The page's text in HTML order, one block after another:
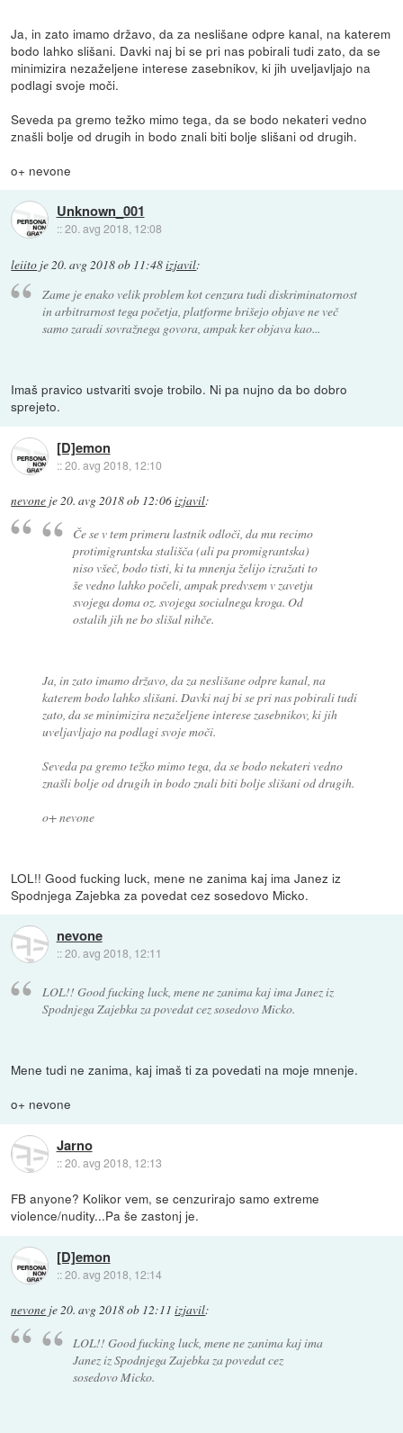
Ja, in zato imamo državo, da za neslišane odpre kanal, na katerem
bodo lahko slišani. Davki naj bi se pri nas pobirali tudi zato, da se
minimizira nezaželjene interese zasebnikov, ki jih uveljavljajo na
podlagi svoje moči.
Seveda pa gremo težko mimo tega, da se bodo nekateri vedno
znašli bolje od drugih in bodo znali biti bolje slišani od drugih.
o+ nevone
Unknown_001
::20. avg 2018, 12:08
leiito je20. avg 2018 ob 11:48izjavil:
Zame je enako velik problem kot cenzura tudi diskriminatornost
in arbitrarnost tega početja, platforme brišejo objave ne več
samo zaradi sovražnega govora, ampak ker objava kao...
Imaš pravico ustvariti svoje trobilo. Ni pa nujno da bo dobro
sprejeto.
[D]emon
::20. avg 2018, 12:10
nevone je20. avg 2018 ob 12:06izjavil:
Če se v tem primeru lastnik odloči, da mu recimo
protimigrantska stališča (ali pa promigrantska)
niso všeč, bodo tisti, ki ta mnenja želijo izražati to
še vedno lahko počeli, ampak predvsem v zavetju
svojega doma oz. svojega socialnega kroga. Od
ostalih jih ne bo slišal nihče.
Ja, in zato imamo državo, da za neslišane odpre kanal, na
katerem bodo lahko slišani. Davki naj bi se pri nas pobirali tudi
zato, da se minimizira nezaželjene interese zasebnikov, ki jih
uveljavljajo na podlagi svoje moči.
Seveda pa gremo težko mimo tega, da se bodo nekateri vedno
znašli bolje od drugih in bodo znali biti bolje slišani od drugih.
o+ nevone
LOL!! Good fucking luck, mene ne zanima kaj ima Janez iz
Spodnjega Zajebka za povedat cez sosedovo Micko.
nevone
::20. avg 2018, 12:11
LOL!! Good fucking luck, mene ne zanima kaj ima Janez iz
Spodnjega Zajebka za povedat cez sosedovo Micko.
Mene tudi ne zanima, kaj imaš ti za povedati na moje mnenje.
o+ nevone
Jarno
::20. avg 2018, 12:13
FB anyone? Kolikor vem, se cenzurirajo samo extreme
violence/nudity...Pa še zastonj je.
[D]emon
::20. avg 2018, 12:14
nevone je20. avg 2018 ob 12:11 izjavil:
LOL!! Good fucking luck, mene ne zanima kaj ima
Janez iz Spodnjega Zajebka za povedat cez
sosedovo Micko.